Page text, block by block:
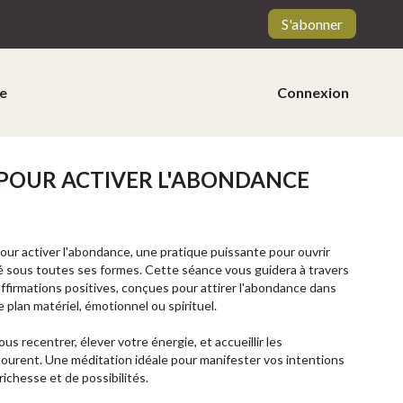
S'abonner
Connexion
ACTIVER L'ABONDANCE
activer l'abondance, une pratique puissante pour ouvrir
toutes ses formes. Cette séance vous guidera à travers
positives, conçues pour attirer l'abondance dans
plan matériel, émotionnel ou spirituel.
recentrer, élever votre énergie, et accueillir les
Une méditation idéale pour manifester vos intentions
et de possibilités.